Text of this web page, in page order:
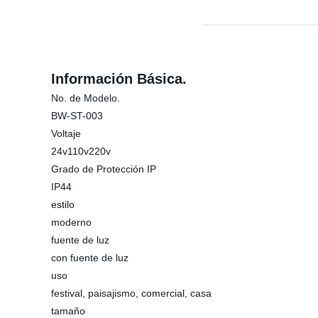
Información Básica.
No. de Modelo.
BW-ST-003
Voltaje
24v110v220v
Grado de Protección IP
IP44
estilo
moderno
fuente de luz
con fuente de luz
uso
festival, paisajismo, comercial, casa
tamaño